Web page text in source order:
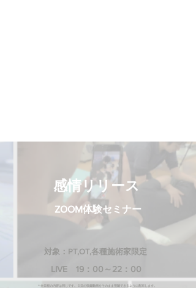
​感情リリース
​ZOOM体験セミナー
対象：​PT,OT,各種施術家限定
LIVE ​19：00～22：00
​＊全日程の内容は同じです。５日の収録動画をそのまま視聴できるように配布します。